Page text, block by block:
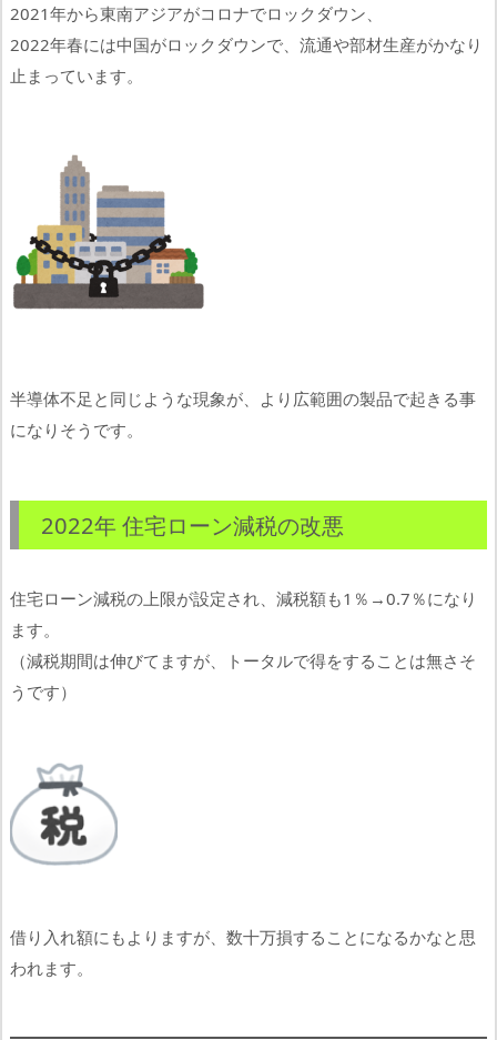
2021年から東南アジアがコロナでロックダウン、
2022年春には中国がロックダウンで、流通や部材生産がかなり
止まっています。
半導体不足と同じような現象が、より広範囲の製品で起きる事
になりそうです。
2022年 住宅ローン減税の改悪
住宅ローン減税の上限が設定され、減税額も1％→0.7％になり
ます。
（減税期間は伸びてますが、トータルで得をすることは無さそ
うです）
借り入れ額にもよりますが、数十万損することになるかなと思
われます。